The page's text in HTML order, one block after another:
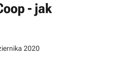
- jak
2020